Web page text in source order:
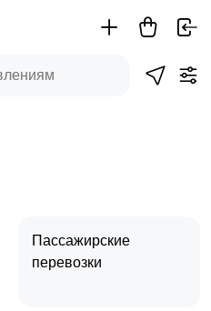
Пассажирские
перевозки